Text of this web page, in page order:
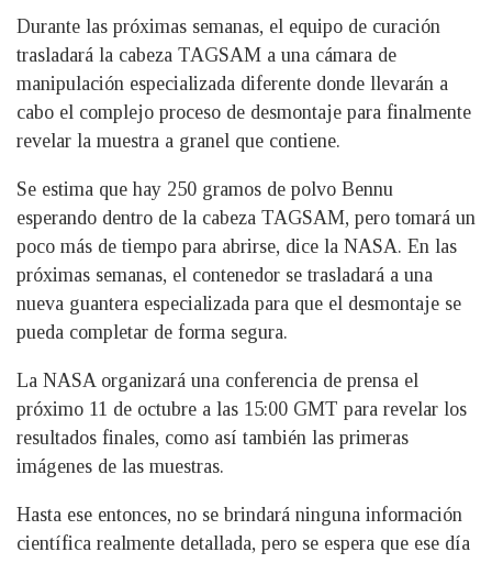
Durante las próximas semanas, el equipo de curación
trasladará la cabeza TAGSAM a una cámara de
manipulación especializada diferente donde llevarán a
cabo el complejo proceso de desmontaje para finalmente
revelar la muestra a granel que contiene.
Se estima que hay 250 gramos de polvo Bennu
esperando dentro de la cabeza TAGSAM, pero tomará un
poco más de tiempo para abrirse, dice la NASA. En las
próximas semanas, el contenedor se trasladará a una
nueva guantera especializada para que el desmontaje se
pueda completar de forma segura.
La NASA organizará una conferencia de prensa el
próximo 11 de octubre a las 15:00 GMT para revelar los
resultados finales, como así también las primeras
imágenes de las muestras.
Hasta ese entonces, no se brindará ninguna información
científica realmente detallada, pero se espera que ese día